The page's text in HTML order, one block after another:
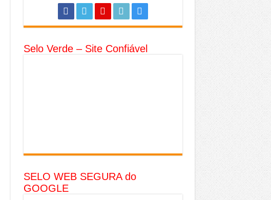
Selo Verde – Site Confiável
SELO WEB SEGURA do
GOOGLE